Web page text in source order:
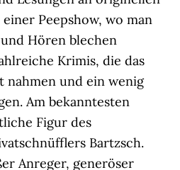
Peepshow, wo man
Hören blechen
Krimis, die das
nahmen und ein wenig
Am bekanntesten
Figur des
Bartzsch.
Anreger, generöser